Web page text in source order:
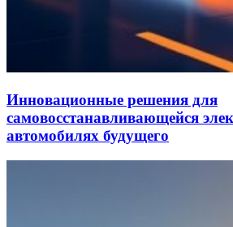
Инновационные решения для
самовосстанавливающейся
автомобилях будущего